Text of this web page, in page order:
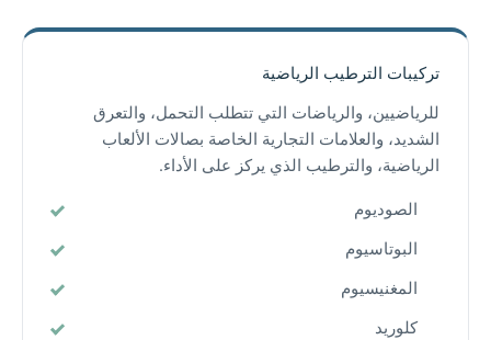
تركيبات الترطيب الرياضية
للرياضيين، والرياضات التي تتطلب التحمل، والتعرق
الشديد، والعلامات التجارية الخاصة بصالات الألعاب
الرياضية، والترطيب الذي يركز على الأداء.
الصوديوم
البوتاسيوم
المغنيسيوم
كلوريد